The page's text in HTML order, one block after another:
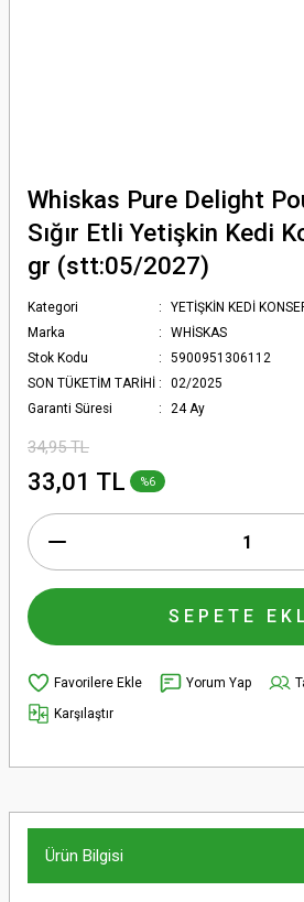
Whiskas Pure Delight
Sığır Etli Yetişkin Kedi
gr (stt:05/2027)
Kategori YETİŞKİN KEDİ
Marka
WHİSKAS
Stok Kodu
5900951306112
SON TÜKETİM TARİHİ
02/2025
Garanti Süresi
24 Ay
34,95 TL
33,01 TL %6
SEPETE
Yorum Yap
Karşılaştır
Ürün Bilgisi